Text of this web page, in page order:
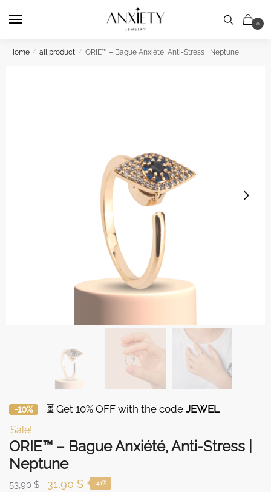
0
Home / all product / ORIE™ – Bague Anxiété, Anti-Stress | Neptune
-10% ⏳ Get 10% OFF with the code JEWEL
Sale!
ORIE™ – Bague Anxiété, Anti-Stress |
Neptune
53,90$
Original
31,90 $Current
-41%